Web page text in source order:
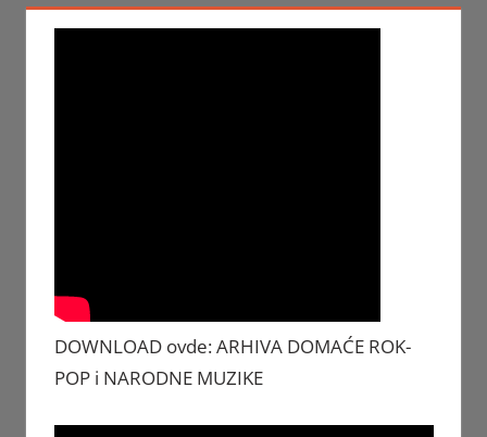
DOWNLOAD ovde: ARHIVA DOMAĆE ROK-
POP i NARODNE MUZIKE